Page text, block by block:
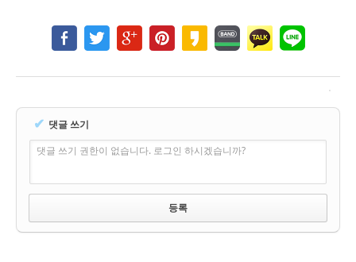
✔ 댓글 쓰기
댓글 쓰기 권한이 없습니다. 로그인 하시겠습니까?